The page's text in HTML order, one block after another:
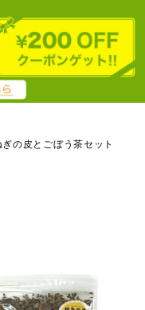
ぎの皮とごぼう茶セット